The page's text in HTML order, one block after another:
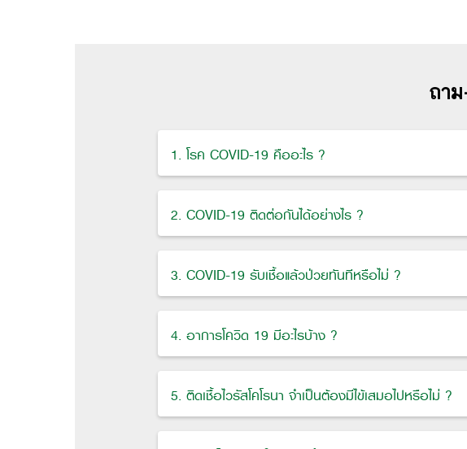
ถา
1. โรค COVID-19 คืออะไร ?
2. COVID-19 ติดต่อกันได้อย่างไร ?
3. COVID-19 รับเชื้อแล้วป่วยทันทีหรือไม่ ?
4. อาการโควิด 19 มีอะไรบ้าง ?
5. ติดเชื้อไวรัสโคโรนา จำเป็นต้องมีไข้เสมอไปหรือไม่ ?